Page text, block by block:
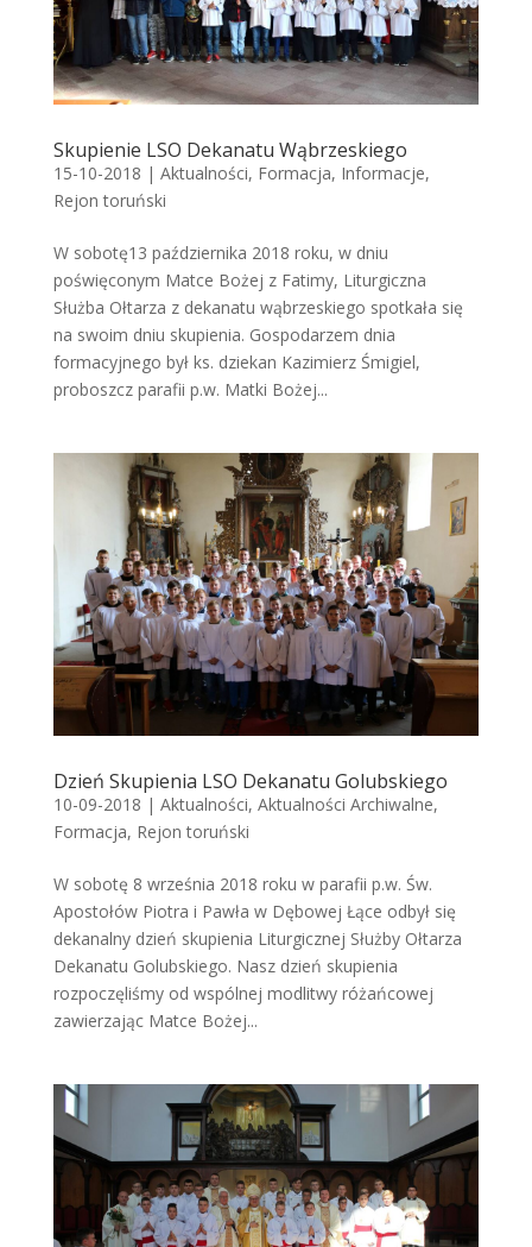
Skupienie LSO Dekanatu Wąbrzeskiego
15-10-2018 | Aktualności, Formacja, Informacje,
Rejon toruński
W sobotę13 października 2018 roku, w dniu
poświęconym Matce Bożej z Fatimy, Liturgiczna
Służba Ołtarza z dekanatu wąbrzeskiego spotkała się
na swoim dniu skupienia. Gospodarzem dnia
formacyjnego był ks. dziekan Kazimierz Śmigiel,
proboszcz parafii p.w. Matki Bożej...
Dzień Skupienia LSO Dekanatu Golubskiego
10-09-2018 | Aktualności, Aktualności Archiwalne,
Formacja, Rejon toruński
W sobotę 8 września 2018 roku w parafii p.w. Św.
Apostołów Piotra i Pawła w Dębowej Łące odbył się
dekanalny dzień skupienia Liturgicznej Służby Ołtarza
Dekanatu Golubskiego. Nasz dzień skupienia
rozpoczęliśmy od wspólnej modlitwy różańcowej
zawierzając Matce Bożej...